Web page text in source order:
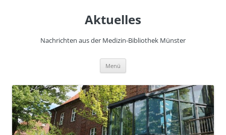
Aktuelles
Nachrichten aus der Medizin-Bibliothek Münster
Menü